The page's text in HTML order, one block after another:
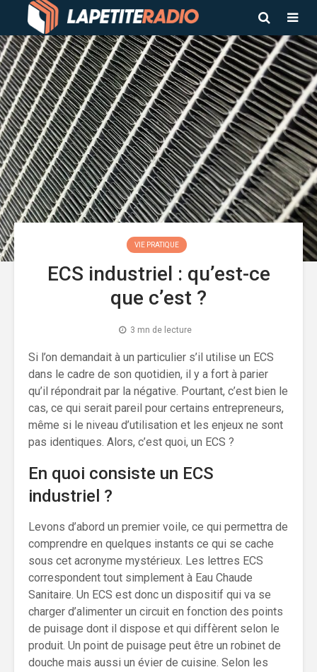
VIE PRATIQUE
ECS industriel : qu’est-ce
que c’est ?
3 mn de lecture
Si l’on demandait à un particulier s’il utilise un ECS
dans le cadre de son quotidien, il y a fort à parier
qu’il répondrait par la négative. Pourtant, c’est bien le
cas, ce qui serait pareil pour certains entrepreneurs,
même si le niveau d’utilisation et les enjeux ne sont
pas identiques. Alors, c’est quoi, un ECS ?
En quoi consiste un ECS
industriel ?
Levons d’abord un premier voile, ce qui permettra de
comprendre en quelques instants ce qui se cache
sous cet acronyme mystérieux. Les lettres ECS
correspondent tout simplement à Eau Chaude
Sanitaire. Un ECS est donc un dispositif qui va se
charger d’alimenter un circuit en fonction des points
de puisage dont il dispose et qui diffèrent selon le
produit. Un point de puisage peut être un robinet de
douche mais aussi un évier de cuisine. Selon les